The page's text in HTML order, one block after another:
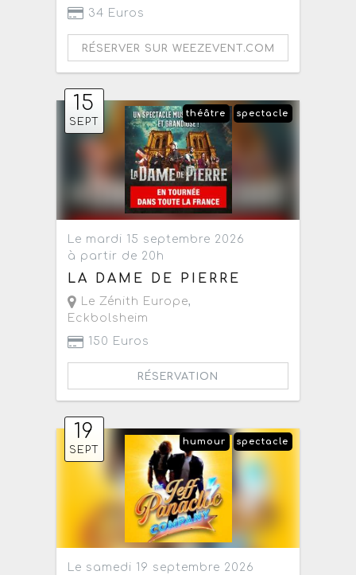
34 Euros
RÉSERVER SUR WEEZEVENT.COM
15
SEPT
spectacle
théâtre
Le mardi 15 septembre 2026
à partir de 20h
LA DAME DE PIERRE
Le Zénith Europe,
Eckbolsheim
150 Euros
RÉSERVATION
19
SEPT
spectacle
humour
Le samedi 19 septembre 2026